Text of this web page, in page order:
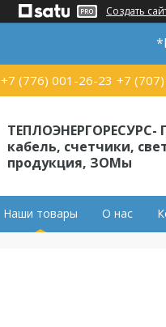
Создать
+7 (776) 001-26-23 +7
ТЕПЛОЭНЕРГОРЕСУРС-
кабель, счетчики,
продукция, ЗОМы
Наши товары О нас